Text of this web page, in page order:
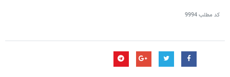
کد مطلب9994